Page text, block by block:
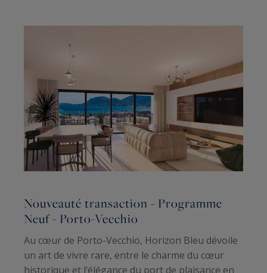
Nouveauté transaction - Programme
Neuf - Porto-Vecchio
Au cœur de Porto-Vecchio, Horizon Bleu dévoile
un art de vivre rare, entre le charme du cœur
historique et l’élégance du port de plaisance en